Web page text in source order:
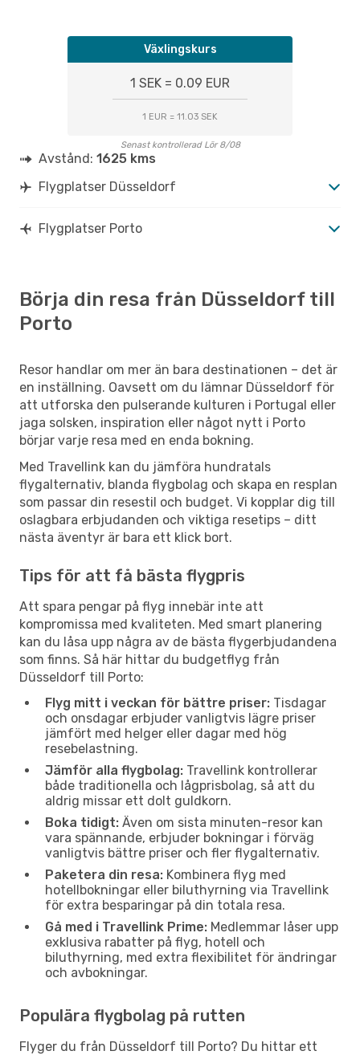
Växlingskurs
1 SEK = 0.09 EUR
1 EUR = 11.03 SEK
Senast kontrollerad Lör 8/08
Avstånd: 1625 kms
Flygplatser Düsseldorf
Flygplatser Porto
Börja din resa från Düsseldorf till
Porto
Resor handlar om mer än bara destinationen – det är
en inställning. Oavsett om du lämnar Düsseldorf för
att utforska den pulserande kulturen i Portugal eller
jaga solsken, inspiration eller något nytt i Porto
börjar varje resa med en enda bokning.
Med Travellink kan du jämföra hundratals
flygalternativ, blanda flygbolag och skapa en resplan
som passar din resestil och budget. Vi kopplar dig till
oslagbara erbjudanden och viktiga resetips – ditt
nästa äventyr är bara ett klick bort.
Tips för att få bästa flygpris
Att spara pengar på flyg innebär inte att
kompromissa med kvaliteten. Med smart planering
kan du låsa upp några av de bästa flygerbjudandena
som finns. Så här hittar du budgetflyg från
Düsseldorf till Porto:
Flyg mitt i veckan för bättre priser: Tisdagar
och onsdagar erbjuder vanligtvis lägre priser
jämfört med helger eller dagar med hög
resebelastning.
Jämför alla flygbolag: Travellink kontrollerar
både traditionella och lågprisbolag, så att du
aldrig missar ett dolt guldkorn.
Boka tidigt: Även om sista minuten-resor kan
vara spännande, erbjuder bokningar i förväg
vanligtvis bättre priser och fler flygalternativ.
Paketera din resa: Kombinera flyg med
hotellbokningar eller biluthyrning via Travellink
för extra besparingar på din totala resa.
Gå med i Travellink Prime: Medlemmar låser upp
exklusiva rabatter på flyg, hotell och
biluthyrning, med extra flexibilitet för ändringar
och avbokningar.
Populära flygbolag på rutten
Flyger du från Düsseldorf till Porto? Du hittar ett